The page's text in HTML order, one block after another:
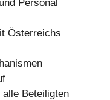
Personal
Österreichs
Beteiligten